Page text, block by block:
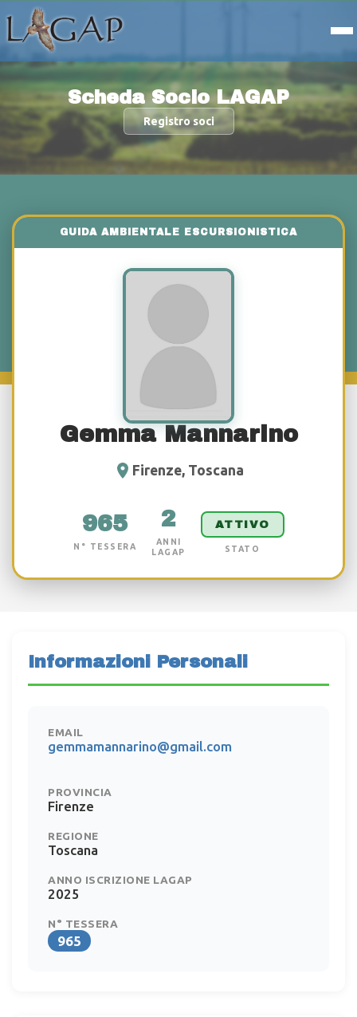
Scheda Socio LAGAP
Registro soci
Gemma Mannarino
Firenze, Toscana
965
N° TESSERA
2
ANNI
LAGAP
ATTIVO
STATO
Informazioni Personali
EMAIL
gemmamannarino@gmail.com
PROVINCIA
Firenze
REGIONE
Toscana
ANNO ISCRIZIONE LAGAP
2025
N° TESSERA
965